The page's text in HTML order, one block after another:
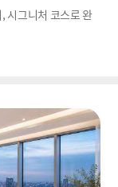
시그니처 코스로 완